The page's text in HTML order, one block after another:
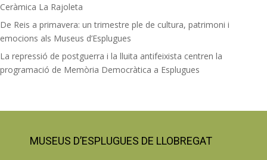
Ceràmica La Rajoleta
De Reis a primavera: un trimestre ple de cultura, patrimoni i
emocions als Museus d’Esplugues
La repressió de postguerra i la lluita antifeixista centren la
programació de Memòria Democràtica a Esplugues
MUSEUS D’ESPLUGUES DE LLOBREGAT